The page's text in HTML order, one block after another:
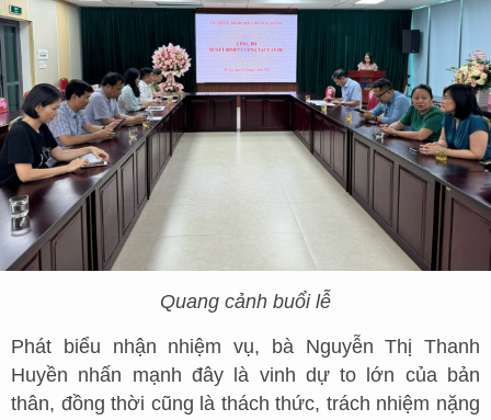
Quang cảnh buổi lễ
Phát biểu nhận nhiệm vụ, bà Nguyễn Thị Thanh
Huyền nhấn mạnh đây là vinh dự to lớn của bản
thân, đồng thời cũng là thách thức, trách nhiệm nặng